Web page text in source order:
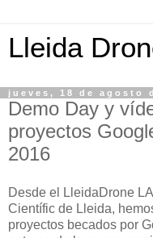
Lleida
jueves, 18 de agosto
Demo Day y
proyectos
2016
Desde el LleidaDrone
Científic de Lleida,
proyectos becados por